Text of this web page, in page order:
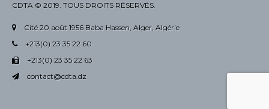
CDTA © 2019. TOUS DROITS RÉSERVÉS.
Cité 20 août 1956 Baba Hassen, Alger, Algérie
+213(0) 23 35 22 60
+213(0) 23 35 22 63
contact@cdta.dz